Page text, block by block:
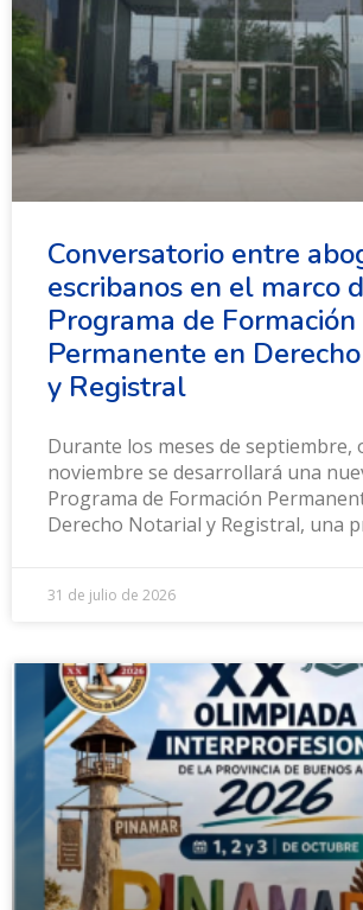
Conversatorio entre
escribanos en el marco
Programa de Formación
Permanente en
y Registral
Durante los meses de septiembre,
noviembre se desarrollará una
Programa de Formación
Derecho Notarial y Registral, una
31 de julio de 2026